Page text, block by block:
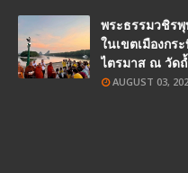
พระธรรมวชิร
ในเขตเมืองกร
ไตรมาส ณ วัดถ้
AUGUST 03,